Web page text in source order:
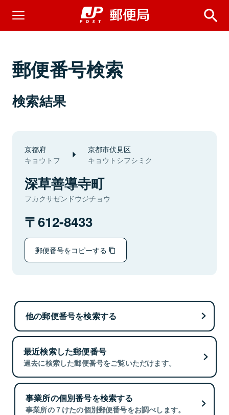
郵便番号検索
検索結果
京都府
キョウトフ
京都市伏見区
キョウトシフシミク
深草善導寺町
フカクサゼンドウジチョウ
612-8433
郵便番号をコピーする
他の郵便番号を検索する
最近検索した郵便番号
過去に検索した郵便番号をご覧いただけます。
事業所の個別番号を検索する
事業所の７けたの個別郵便番号をお調べします。